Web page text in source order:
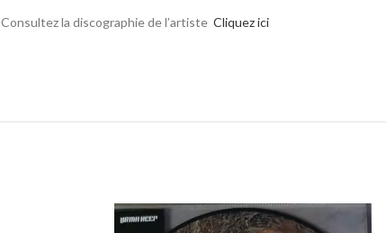
Consultez la discographie de l’artisteCliquez ici